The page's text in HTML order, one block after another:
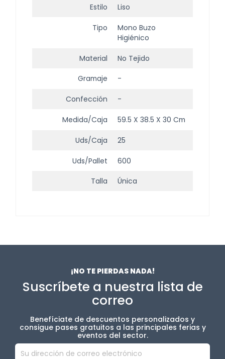
Estilo Liso
Tipo
Mono Buzo
Higiénico
Material No Tejido
Gramaje -
Confección -
Medida/Caja 59.5 X 38.5 X 30 Cm
Uds/Caja 25
Uds/Pallet 600
Talla Única
¡NO TE PIERDAS NADA!
Suscríbete a nuestra lista de
correo
Benefíciate de descuentos personalizados y
consigue pases gratuitos a las principales ferias y
eventos del sector.